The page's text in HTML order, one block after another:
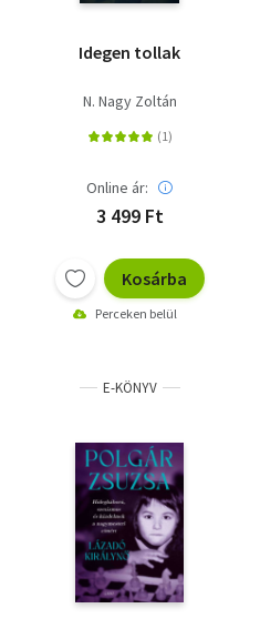
Idegen tollak
N. Nagy Zoltán
Online ár:
3 499 Ft
Kosárba
Perceken belül
E-KÖNYV